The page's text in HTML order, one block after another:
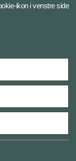
ikon i venstre side